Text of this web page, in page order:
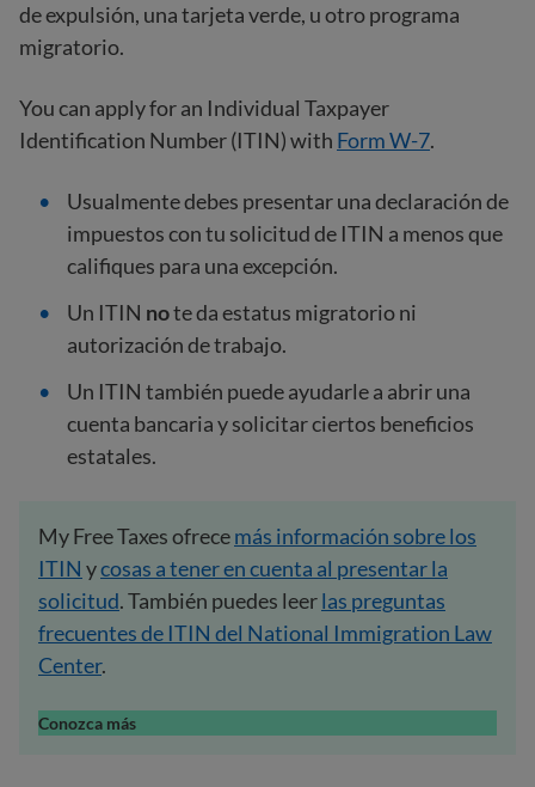
de expulsión, una tarjeta verde, u otro programa
migratorio.
You can apply for an Individual Taxpayer
Identification Number (ITIN) with Form W-7.
Usualmente debes presentar una declaración de
impuestos con tu solicitud de ITIN a menos que
califiques para una excepción.
Un ITIN note da estatus migratorio ni
autorización de trabajo.
Un ITIN también puede ayudarle a abrir una
cuenta bancaria y solicitar ciertos beneficios
estatales.
My Free Taxes ofrecemás información sobre los
ITIN ycosas a tener en cuenta al presentar la
solicitud. También puedes leerlas preguntas
frecuentes de ITIN del National Immigration Law
Center.
Conozca más